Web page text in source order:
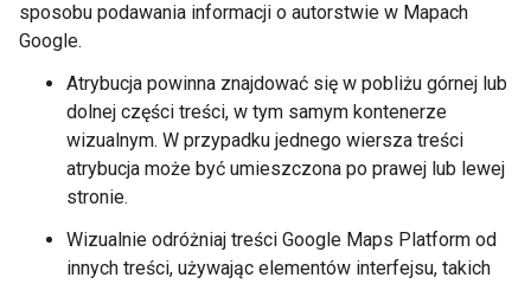
sposobu podawania informacji o autorstwie w Mapach
Google.
Atrybucja powinna znajdować się w pobliżu górnej lub
dolnej części treści, w tym samym kontenerze
wizualnym. W przypadku jednego wiersza treści
atrybucja może być umieszczona po prawej lub lewej
stronie.
Wizualnie odróżniaj treści Google Maps Platform od
innych treści, używając elementów interfejsu, takich